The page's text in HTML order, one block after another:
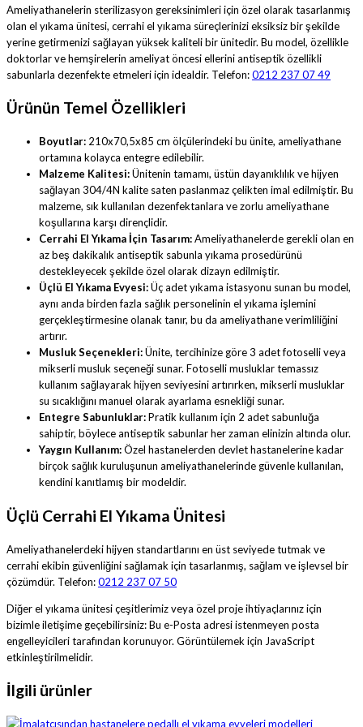
Ameliyathanelerin sterilizasyon gereksinimleri için özel olarak tasarlanmış
olan el yıkama ünitesi, cerrahi el yıkama süreçlerinizi eksiksiz bir şekilde
yerine getirmenizi sağlayan yüksek kaliteli bir ünitedir. Bu model, özellikle
doktorlar ve hemşirelerin ameliyat öncesi ellerini antiseptik özellikli
sabunlarla dezenfekte etmeleri için idealdir. Telefon:0212 237 07 49
Ürünün Temel Özellikleri
Boyutlar: 210x70,5x85 cm ölçülerindeki bu ünite, ameliyathane
ortamına kolayca entegre edilebilir.
Malzeme Kalitesi:Ünitenin tamamı, üstün dayanıklılık ve hijyen
sağlayan 304/4N kalite saten paslanmaz çelikten imal edilmiştir. Bu
malzeme, sık kullanılan dezenfektanlara ve zorlu ameliyathane
koşullarına karşı dirençlidir.
Cerrahi El Yıkama İçin Tasarım:Ameliyathanelerde gerekli olan en
az beş dakikalık antiseptik sabunla yıkama prosedürünü
destekleyecek şekilde özel olarak dizayn edilmiştir.
Üçlü El Yıkama Evyesi:Üç adet yıkama istasyonu sunan bu model,
aynı anda birden fazla sağlık personelinin el yıkama işlemini
gerçekleştirmesine olanak tanır, bu da ameliyathane verimliliğini
artırır.
Musluk Seçenekleri:Ünite, tercihinize göre 3 adet fotoselli veya
mikserli musluk seçeneği sunar. Fotoselli musluklar temassız
kullanım sağlayarak hijyen seviyesini artırırken, mikserli musluklar
su sıcaklığını manuel olarak ayarlama esnekliği sunar.
Entegre Sabunluklar:Pratik kullanım için 2 adet sabunluğa
sahiptir, böylece antiseptik sabunlar her zaman elinizin altında olur.
Yaygın Kullanım:Özel hastanelerden devlet hastanelerine kadar
birçok sağlık kuruluşunun ameliyathanelerinde güvenle kullanılan,
kendini kanıtlamış bir modeldir.
Üçlü Cerrahi El Yıkama Ünitesi
Ameliyathanelerdeki hijyen standartlarını en üst seviyede tutmak ve
cerrahi ekibin güvenliğini sağlamak için tasarlanmış, sağlam ve işlevsel bir
çözümdür. Telefon:0212 237 07 50
Diğer el yıkama ünitesi çeşitlerimiz veya özel proje ihtiyaçlarınız için
bizimle iletişime geçebilirsiniz:Bu e-Posta adresi istenmeyen posta
engelleyicileri tarafından korunuyor. Görüntülemek için JavaScript
etkinleştirilmelidir.
İlgili ürünler